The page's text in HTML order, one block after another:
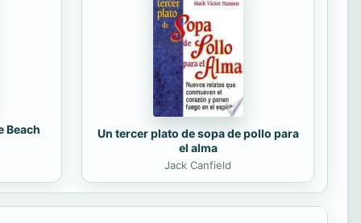
Beach
Un tercer plato de sopa de pollo para
el alma
Jack Canfield